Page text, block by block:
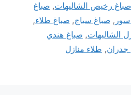
صباغ رخيص الشاليهات, صباغ
, صباغ سياج, صباغ طلاء,
الشاليهات, صباغ هندي
, طلاء منازل